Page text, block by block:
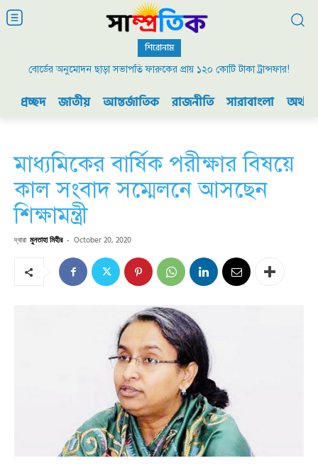
শিরোনাম
বোর্ডের অনুমোদন ছাড়া সভাপতি ফারুকের প্রায় ১২০ কোটি টাকা ট্রান্সফার!
প্রচ্ছদ জাতীয় আন্তর্জাতিক রাজনীতি সারাবাংলা
মাধ্যমিকের বার্ষিক পরীক্ষার বিষয়ে
কাল সংবাদ সম্মেলনে আসছেন
শিক্ষামন্ত্রী
দ্বারা মুনতাহা মিহীর - October 20, 2020